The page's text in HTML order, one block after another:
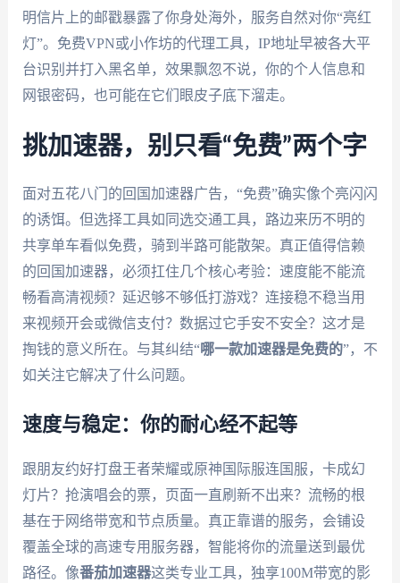
明信片上的邮戳暴露了你身处海外，服务自然对你“亮红
灯”。免费VPN或小作坊的代理工具，IP地址早被各大平
台识别并打入黑名单，效果飘忽不说，你的个人信息和
网银密码，也可能在它们眼皮子底下溜走。
挑加速器，别只看“免费”两个字
面对五花八门的回国加速器广告，“免费”确实像个亮闪闪
的诱饵。但选择工具如同选交通工具，路边来历不明的
共享单车看似免费，骑到半路可能散架。真正值得信赖
的回国加速器，必须扛住几个核心考验：速度能不能流
畅看高清视频？延迟够不够低打游戏？连接稳不稳当用
来视频开会或微信支付？数据过它手安不安全？这才是
掏钱的意义所在。与其纠结“哪一款加速器是免费的”，不
如关注它解决了什么问题。
速度与稳定：你的耐心经不起等
跟朋友约好打盘王者荣耀或原神国际服连国服，卡成幻
灯片？抢演唱会的票，页面一直刷新不出来？流畅的根
基在于网络带宽和节点质量。真正靠谱的服务，会铺设
覆盖全球的高速专用服务器，智能将你的流量送到最优
路径。像番茄加速器这类专业工具，独享100M带宽的影